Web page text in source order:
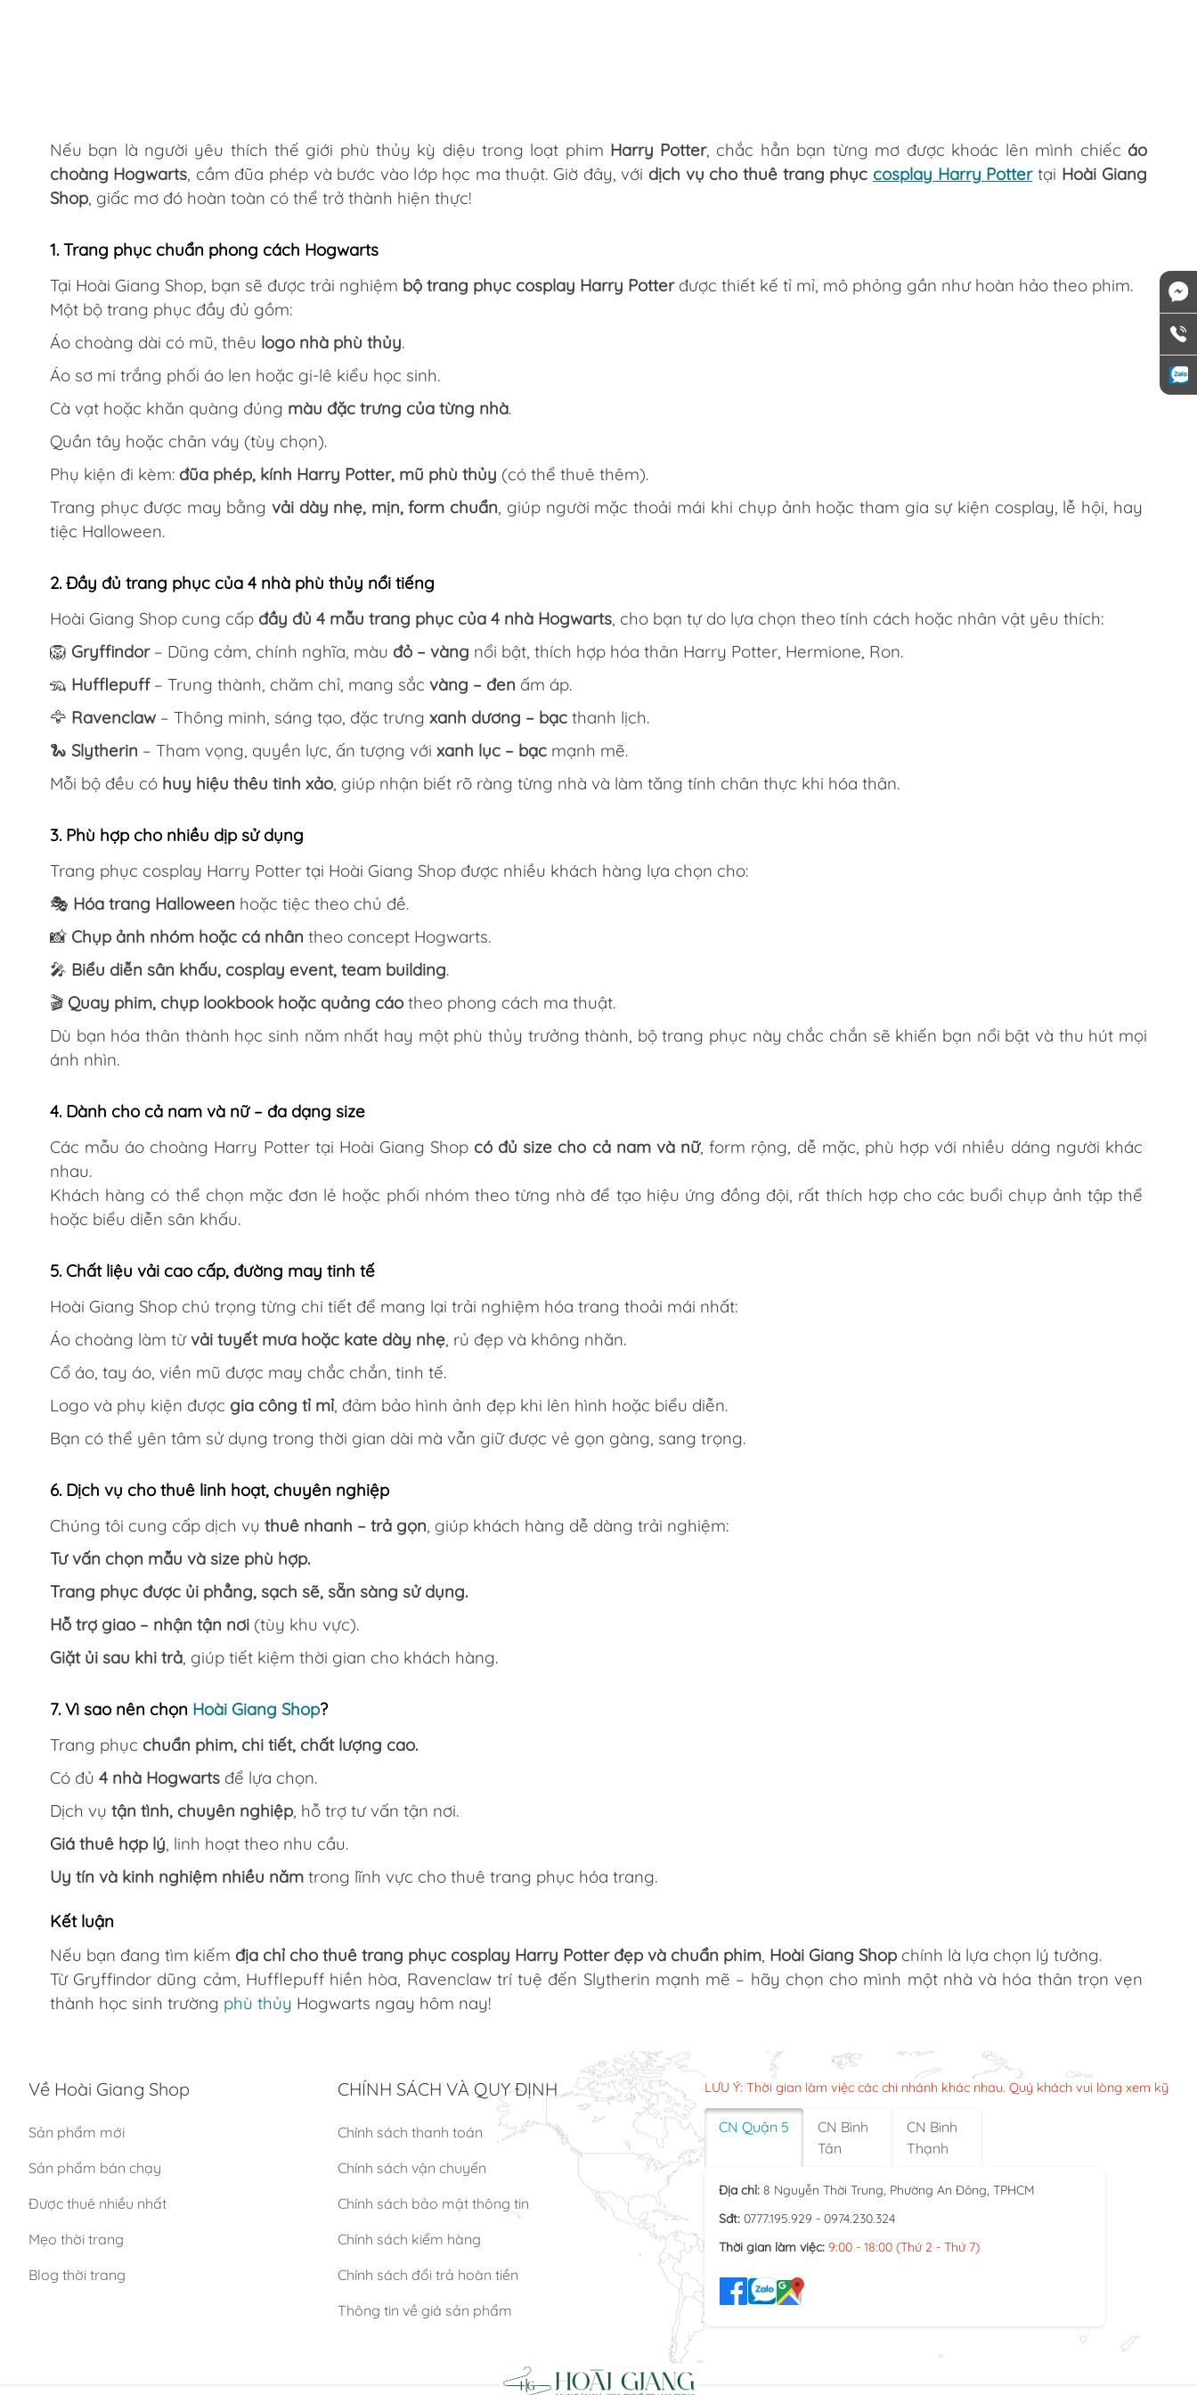
Nếu bạn là người yêu thích thế giới phù thủy kỳ diệu trong loạt phim Harry Potter, chắc hẳn bạn từng mơ được khoác lên mình chiếc áo
choàng Hogwarts, cầm đũa phép và bước vào lớp học ma thuật. Giờ đây, với dịch vụ cho thuê trang phục cosplay Harry Pottertại Hoài Giang
Shop, giấc mơ đó hoàn toàn có thể trở thành hiện thực!
1. Trang phục chuẩn phong cách Hogwarts
Tại Hoài Giang Shop, bạn sẽ được trải nghiệm bộ trang phục cosplay Harry Potterđược thiết kế tỉ mỉ, mô phỏng gần như hoàn hảo theo phim.
Một bộ trang phục đầy đủ gồm:
Áo choàng dài có mũ, thêu logo nhà phù thủy.
Áo sơ mi trắng phối áo len hoặc gi-lê kiểu học sinh.
Cà vạt hoặc khăn quàng đúng màu đặc trưng của từng nhà.
Quần tây hoặc chân váy (tùy chọn).
Phụ kiện đi kèm: đũa phép, kính Harry Potter, mũ phù thủy (có thể thuê thêm).
Trang phục được may bằng vải dày nhẹ, mịn, form chuẩn, giúp người mặc thoải mái khi chụp ảnh hoặc tham gia sự kiện cosplay, lễ hội, hay
tiệc Halloween.
2. Đầy đủ trang phục của 4 nhà phù thủy nổi tiếng
Hoài Giang Shop cung cấp đầy đủ 4 mẫu trang phục của 4 nhà Hogwarts, cho bạn tự do lựa chọn theo tính cách hoặc nhân vật yêu thích:
🦁 Gryffindor– Dũng cảm, chính nghĩa, màu đỏ – vàng nổi bật, thích hợp hóa thân Harry Potter, Hermione, Ron.
🦡 Hufflepuff– Trung thành, chăm chỉ, mang sắc vàng – đen ấm áp.
🦅 Ravenclaw – Thông minh, sáng tạo, đặc trưng xanh dương – bạc thanh lịch.
🐍 Slytherin – Tham vọng, quyền lực, ấn tượng với xanh lục – bạc mạnh mẽ.
Mỗi bộ đều có huy hiệu thêu tinh xảo, giúp nhận biết rõ ràng từng nhà và làm tăng tính chân thực khi hóa thân.
3. Phù hợp cho nhiều dịp sử dụng
Trang phục cosplay Harry Potter tại Hoài Giang Shop được nhiều khách hàng lựa chọn cho:
🎭 Hóa trang Halloween hoặc tiệc theo chủ đề.
📸 Chụp ảnh nhóm hoặc cá nhân theo concept Hogwarts.
🎤 Biểu diễn sân khấu, cosplay event, team building.
🎬 Quay phim, chụp lookbook hoặc quảng cáo theo phong cách ma thuật.
Dù bạn hóa thân thành học sinh năm nhất hay một phù thủy trưởng thành, bộ trang phục này chắc chắn sẽ khiến bạn nổi bật và thu hút mọi
ánh nhìn.
4. Dành cho cả nam và nữ – đa dạng size
Các mẫu áo choàng Harry Potter tại Hoài Giang Shop có đủ size cho cả nam và nữ, form rộng, dễ mặc, phù hợp với nhiều dáng người khác
nhau.
Khách hàng có thể chọn mặc đơn lẻ hoặc phối nhóm theo từng nhà để tạo hiệu ứng đồng đội, rất thích hợp cho các buổi chụp ảnh tập thể
hoặc biểu diễn sân khấu.
5. Chất liệu vải cao cấp, đường may tinh tế
Hoài Giang Shop chú trọng từng chi tiết để mang lại trải nghiệm hóa trang thoải mái nhất:
Áo choàng làm từvải tuyết mưa hoặc kate dày nhẹ, rủ đẹp và không nhăn.
Cổ áo, tay áo, viền mũ được may chắc chắn, tinh tế.
Logo và phụ kiện được gia công tỉ mỉ, đảm bảo hình ảnh đẹp khi lên hình hoặc biểu diễn.
Bạn có thể yên tâm sử dụng trong thời gian dài mà vẫn giữ được vẻ gọn gàng, sang trọng.
6. Dịch vụ cho thuê linh hoạt, chuyên nghiệp
Chúng tôi cung cấp dịch vụ thuê nhanh – trả gọn, giúp khách hàng dễ dàng trải nghiệm:
Tư vấn chọn mẫu và size phù hợp.
Trang phục được ủi phẳng, sạch sẽ, sẵn sàng sử dụng.
Hỗ trợ giao – nhận tận nơi (tùy khu vực).
Giặt ủi sau khi trả, giúp tiết kiệm thời gian cho khách hàng.
7. Vì sao nên chọn Hoài Giang Shop?
Trang phục chuẩn phim, chi tiết, chất lượng cao.
Có đủ 4 nhà Hogwarts để lựa chọn.
Dịch vụ tận tình, chuyên nghiệp, hỗ trợ tư vấn tận nơi.
Giá thuê hợp lý, linh hoạt theo nhu cầu.
Uy tín và kinh nghiệm nhiều năm trong lĩnh vực cho thuê trang phục hóa trang.
Kết luận
Nếu bạn đang tìm kiếm địa chỉ cho thuê trang phục cosplay Harry Potter đẹp và chuẩn phim, Hoài Giang Shop chính là lựa chọn lý tưởng.
Từ Gryffindor dũng cảm, Hufflepuff hiền hòa, Ravenclaw trí tuệ đến Slytherin mạnh mẽ – hãy chọn cho mình một nhà và hóa thân trọn vẹn
thành học sinh trường phù thủy Hogwarts ngay hôm nay!
Về Hoài Giang Shop
Sản phẩm mới
Sản phẩm bán chạy
Được thuê nhiều nhất
Mẹo thời trang
Blog thời trang
CHÍNH SÁCH VÀ QUY ĐỊNH
Chính sách thanh toán
Chính sách vận chuyển
Chính sách bảo mật thông tin
Chính sách kiểm hàng
Chính sách đổi trả hoàn tiền
Thông tin về giá sản phẩm
LƯU Ý: Thời gian làm việc các chi nhánh khác nhau. Quý khách vui lòng xem kỹ
CN Quận 5
CN Bình
Tân
CN Bình
Thạnh
Địa chỉ: 8 Nguyễn Thời Trung, Phường An Đông, TPHCM
Sđt: 0777.195.929 - 0974.230.324
Thời gian làm việc: 9:00 - 18:00 (Thứ 2 - Thứ 7)